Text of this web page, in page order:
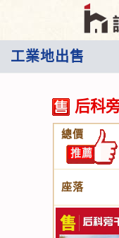
工業地出售
后科
總價
推薦
座落